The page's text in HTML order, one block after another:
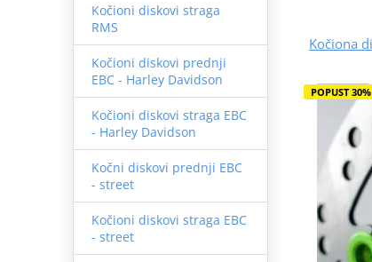
Kočioni diskovi straga
RMS
Kočioni diskovi prednji
EBC - Harley Davidson
Kočioni diskovi straga EBC
- Harley Davidson
Kočni diskovi prednji EBC
- street
Kočioni diskovi straga EBC
- street
Kočiona
POPUST 30%